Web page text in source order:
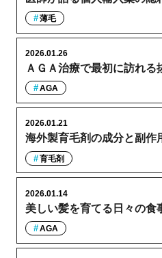
薄毛
ＡＧＡ治療で最初に訪れる
2026.01.26
AGA
海外製育毛剤の成分と副作
2026.01.21
育毛剤
美しい髪を育てる日々の食
2026.01.14
AGA